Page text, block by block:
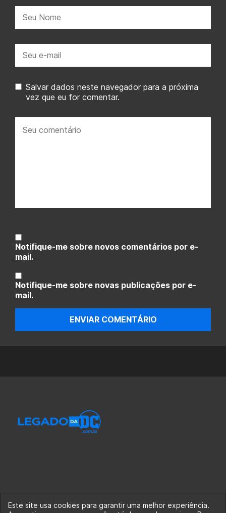
mail:
Salvar dados neste navegador para a próxima
vez que eu for comentar.
comentário:
Notifique-me sobre novos comentários por e-
mail.
Notifique-me sobre novas publicações por e-
mail.
ENVIAR COMENTÁRIO
Este site usa cookies para garantir uma melhor experiência.